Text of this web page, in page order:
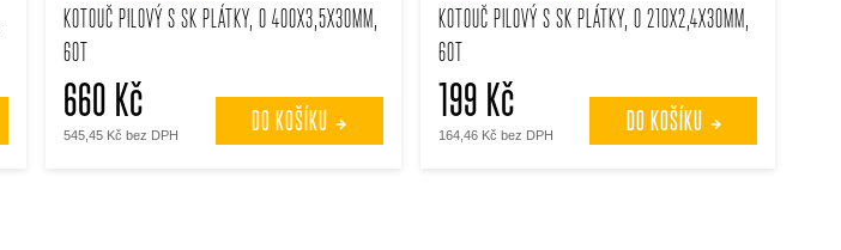
KOTOUČ PILOVÝ S SK PLÁTKY, O 400X3,5X30MM,
60T
545,45 Kč bez DPH
660 Kč DO KOŠÍKU
KOTOUČ PILOVÝ S SK PLÁTKY, O 210X2,4X30MM,
60T
164,46 Kč bez DPH
199 Kč DO KOŠÍKU